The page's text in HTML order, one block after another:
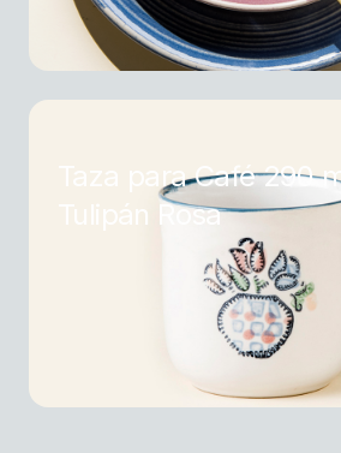
Taza para Café 290
Tulipán Rosa